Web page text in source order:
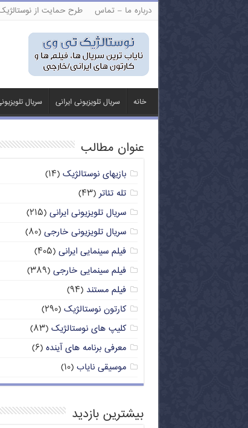
درباره ما – تماس طرح حمایت از
خانه سریال تلویزیونی ایرانی سریال
عنوان مطالب
بازیهای نوستالژیک (۱۴)
تله تئاتر(۴۳)
سریال تلویزیونی ایرانی (۲۱۵)
سریال تلویزیونی خارجی (۸۰)
فیلم سینمایی ایرانی (۴۰۵)
فیلم سینمایی خارجی (۳۸۹)
فیلم مستند (۹۴)
کارتون نوستالژیک (۲۹۰)
کلیپ های نوستالژیک (۸۳)
معرفی برنامه های آینده (۶)
موسیقی نایاب (۱۰)
بیشترین بازدید